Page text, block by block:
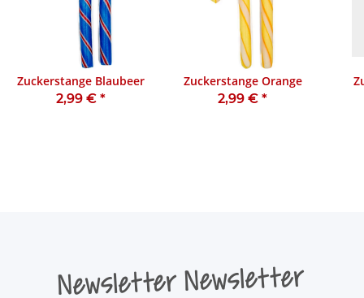
Zuckerstange Blaubeer
2,99 € *
Zuckerstange Orange
2,99 € *
Newsletter Newsletter